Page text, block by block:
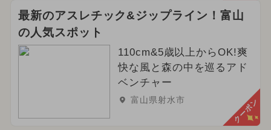
最新のアスレチック&ジップライン！富山
の人気スポット
110cm&5歳以上からOK!爽
快な風と森の中を巡るアド
ベンチャー
富山県射水市 クーポン